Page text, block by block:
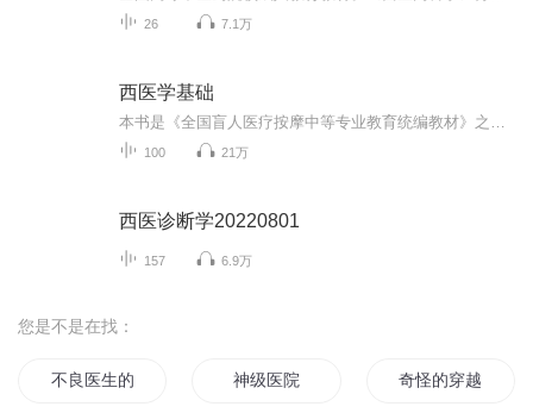
26 7.1万
西医学基础
100 21万
西医诊断学20220801
157 6.9万
您是不是在找：
不良医生的超能医院 神级医院 奇怪的穿越者增